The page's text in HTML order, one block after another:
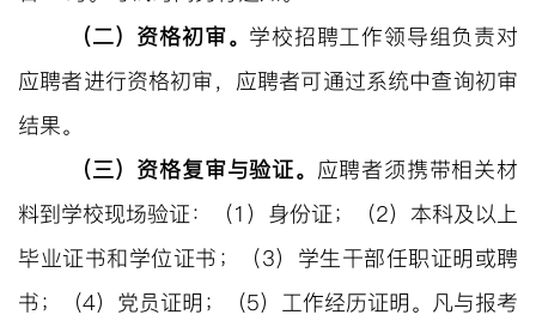
（二）资格初审。 学校招聘工作领导组负责对
应聘者进行资格初审， 应聘者可通过系统中查询初审
结果。
（三）资格复审与验证。 应聘者须携带相关材
料到学校现场验证：（1）身份证；（2）本科及以上
毕业证书和学位证书；（3）学生干部任职证明或聘
书；（4）党员证明 ；（5） 工作经历证明 。凡与报考